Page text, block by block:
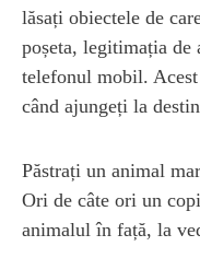
lăsați obiectele de
poșeta, legitimația de
telefonul mobil.
când ajungeți la
Păstrați un animal
Ori de câte ori un
animalul în față, la